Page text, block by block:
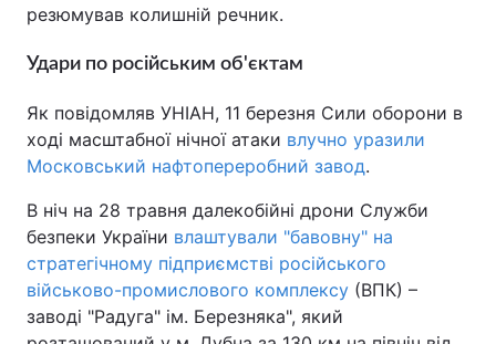
резюмував колишній речник.
Удари по російським об'єктам
Як повідомляв УНІАН, 11 березня Сили оборони в
ході масштабної нічної атаки влучно уразили
Московський нафтопереробний завод.
В ніч на 28 травня далекобійні дрони Служби
безпеки України влаштували "бавовну" на
стратегічному підприємстві російського
військово-промислового комплексу (ВПК) –
заводі "Радуга" ім. Березняка", який